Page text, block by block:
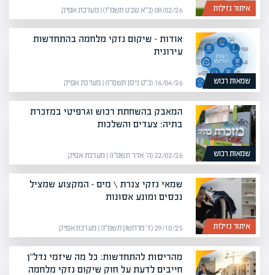
איתור נזילות 08/02/26 (כ״א שבט תשפ״ו) | מערכת אפיק
שמאות רכוש
אודות – שיקום נזקי מלחמה בהתחדשות
עירונית
16/04/26 (כ״ט ניסן תשפ״ו) | מערכת אפיק
שמאות רכוש
המאבק בהשחתת רכוש וגרפיטי במזכרת
בתיה: צעדים והשלכות
22/02/26 (ה׳ אדר תשפ״ו) | מערכת אפיק
איתור נזילות
שמאי נזקי צנרת \ מים – המקצוע שמציל
נכסים ומונע אסונות
29/10/25 (ז׳ מרחשון תשפ״ו) | מערכת אפיק
מהריסות להתחדשות: כל מה שיזמי נדל"ן
חייבים לדעת על חוק שיקום נזקי מלחמה